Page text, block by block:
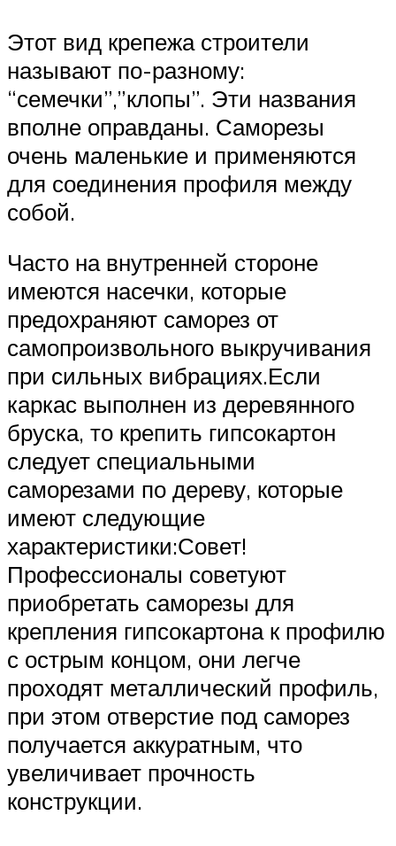
Этот вид крепежа строители
называют по-разному:
“семечки”,”клопы”. Эти названия
вполне оправданы. Саморезы
очень маленькие и применяются
для соединения профиля между
собой.
Часто на внутренней стороне
имеются насечки, которые
предохраняют саморез от
самопроизвольного выкручивания
при сильных вибрациях.Если
каркас выполнен из деревянного
бруска, то крепить гипсокартон
следует специальными
саморезами по дереву, которые
имеют следующие
характеристики:Совет!
Профессионалы советуют
приобретать саморезы для
крепления гипсокартона к профилю
с острым концом, они легче
проходят металлический профиль,
при этом отверстие под саморез
получается аккуратным, что
увеличивает прочность
конструкции.